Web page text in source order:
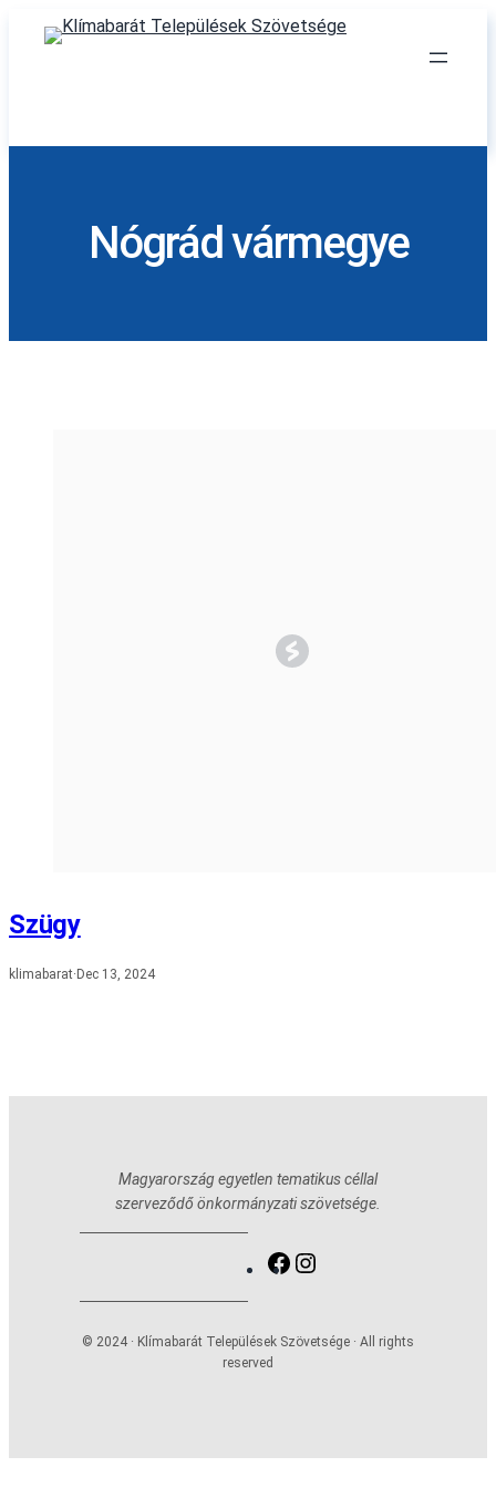
Nógrád vármegye
Szügy
klimabarat· Dec 13, 2024
Magyarország egyetlen tematikus céllal
szerveződő önkormányzati szövetsége.
Facebook
© 2024 · Klímabarát Települések Szövetsége · All rights
reserved